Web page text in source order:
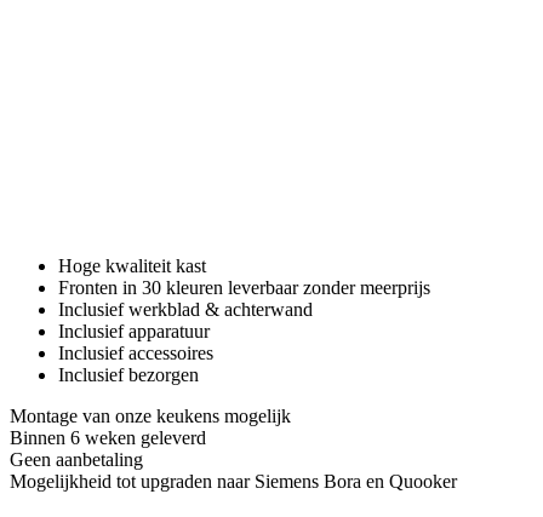
Hoge kwaliteit kast
Fronten in 30 kleuren leverbaar zonder meerprijs
Inclusief werkblad & achterwand
Inclusief apparatuur
Inclusief accessoires
Inclusief bezorgen
Montage van onze keukens mogelijk
Binnen 6 weken geleverd
Geen aanbetaling
Mogelijkheid tot upgraden naar Siemens Bora en Quooker